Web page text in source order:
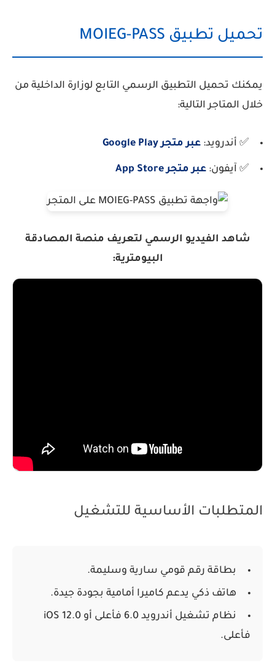
تحميل تطبيق MOIEG-PASS
يمكنك تحميل التطبيق الرسمي التابع لوزارة الداخلية من
خلال المتاجر التالية:
✅ أندرويد: عبر متجر Google Play
✅ آيفون: عبر متجر App Store
شاهد الفيديو الرسمي لتعريف منصة المصادقة
البيومترية:
المتطلبات الأساسية للتشغيل
بطاقة رقم قومي سارية وسليمة.
هاتف ذكي يدعم كاميرا أمامية بجودة جيدة.
نظام تشغيل أندرويد 6.0 فأعلى أو iOS 12.0
فأعلى.